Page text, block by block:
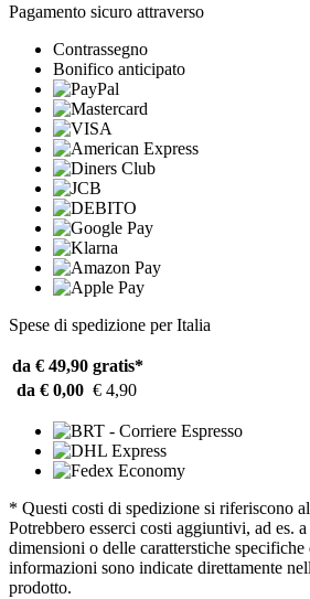
Pagamento sicuro attraverso
Contrassegno
Bonifico anticipato
Spese di spedizione per Italia
da € 49,90 gratis*
da € 0,00 € 4,90
* Questi costi di spedizione si riferiscono
Potrebbero esserci costi aggiuntivi, ad es.
dimensioni o delle caratterstiche
informazioni sono indicate direttamente
prodotto.